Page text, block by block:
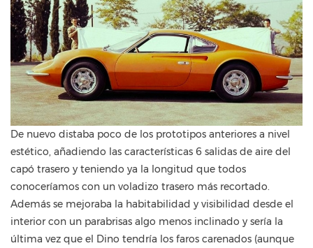
De nuevo distaba poco de los prototipos anteriores a nivel
estético, añadiendo las características 6 salidas de aire del
capó trasero y teniendo ya la longitud que todos
conoceríamos con un voladizo trasero más recortado.
Además se mejoraba la habitabilidad y visibilidad desde el
interior con un parabrisas algo menos inclinado y sería la
última vez que el Dino tendría los faros carenados (aunque